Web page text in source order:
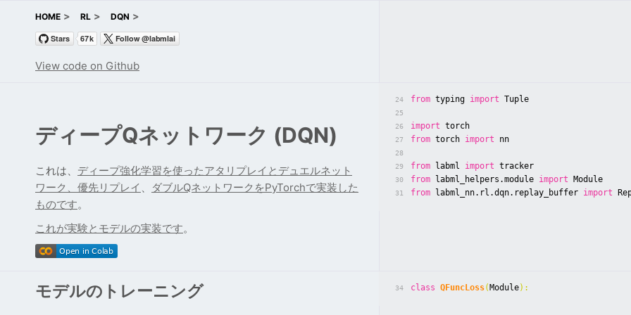
HOME RL DQN
View code on Github
ディープQネットワーク (DQN)
これは、 ディープ強化学習を使ったアタリプレイとデュエルネット
ワーク 、 優先リプレイ 、
ダブルQネットワークをPyTorchで実装した
ものです。
これが実験とモデルの実装です。
24 from typing import Tuple
25
26
import torch
27 from torch import nn
28
29
from labml import tracker
30 from labml_helpers.module import Module
31 from labml_nn.rl.dqn.replay_buffer import
モデルのトレーニング 34 class QFuncLoss( Module):